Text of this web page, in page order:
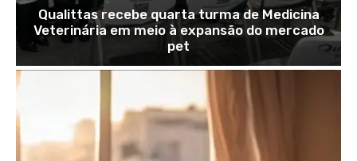
Qualittas recebe quarta turma de Medicina
Veterinária em meio à expansão do mercado
pet